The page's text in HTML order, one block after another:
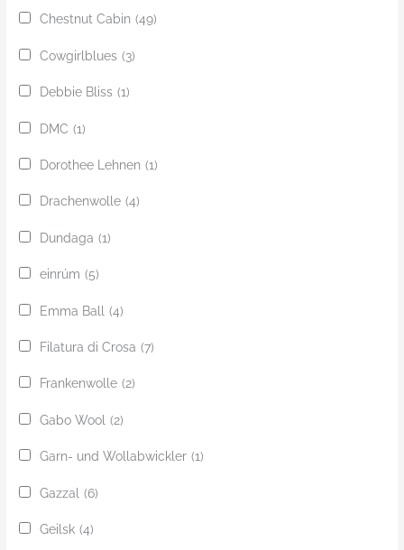
Chestnut Cabin (49)
Cowgirlblues (3)
Debbie Bliss (1)
DMC (1)
Dorothee Lehnen (1)
Drachenwolle (4)
Dundaga (1)
einrúm (5)
Emma Ball (4)
Filatura di Crosa (7)
Frankenwolle (2)
Gabo Wool (2)
Garn- und Wollabwickler (1)
Gazzal (6)
Geilsk (4)